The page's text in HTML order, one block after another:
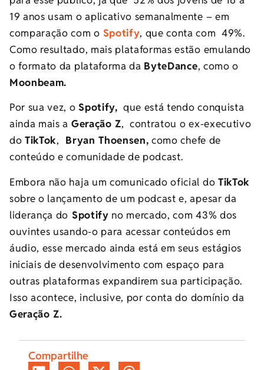
19 anos usam o aplicativo semanalmente – em
comparação com o Spotify, que conta com 49%.
Como resultado, mais plataformas estão emulando
o formato da plataforma da ByteDance, como o
Moonbeam.
Por sua vez, oSpotify, que está tendo conquista
ainda mais a Geração Z, contratou o ex-executivo
doTikTok, Bryan Thoensen, como chefe de
conteúdo e comunidade de podcast.
Embora não haja um comunicado oficial do TikTok
sobre o lançamento de um podcast e, apesar da
liderança do Spotify no mercado, com 43% dos
ouvintes usando-o para acessar conteúdos em
áudio, esse mercado ainda está em seus estágios
iniciais de desenvolvimento com espaço para
outras plataformas expandirem sua participação.
Isso acontece, inclusive, por conta do domínio da
Geração Z.
Compartilhe